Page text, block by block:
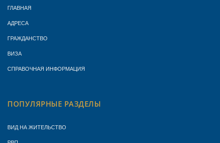
ГЛАВНАЯ
АДРЕСА
ГРАЖДАНСТВО
ВИЗА
СПРАВОЧНАЯ ИНФОРМАЦИЯ
ПОПУЛЯРНЫЕ РАЗДЕЛЫ
ВИД НА ЖИТЕЛЬСТВО